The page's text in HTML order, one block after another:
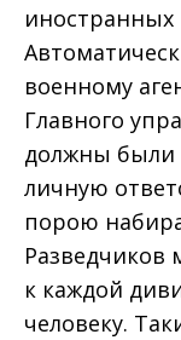
иностранных
военному
Главного
должны были
личную
порою
Разведчиков
к каждой
человеку.